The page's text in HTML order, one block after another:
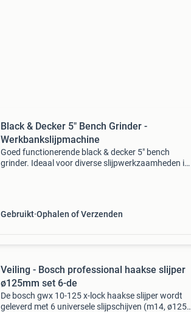
Black & Decker 5" Bench Grinder -
Werkbankslijpmachine
Goed functionerende black & decker 5" bench
grinder. Ideaal voor diverse slijpwerkzaamheden in
Gebruikt Ophalen of Verzenden
Veiling - Bosch professional haakse slijper
ø125mm set 6-de
De bosch gwx 10-125 x-lock haakse slijper wordt
geleverd met 6 universele slijpschijven (m14, ø125